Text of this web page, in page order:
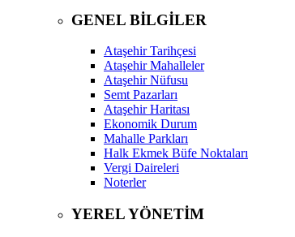
GENEL BİLGİLER
Ataşehir Tarihçesi
Ataşehir Mahalleler
Ataşehir Nüfusu
Semt Pazarları
Ataşehir Haritası
Ekonomik Durum
Mahalle Parkları
Halk Ekmek Büfe Noktaları
Vergi Daireleri
Noterler
YEREL YÖNETİM